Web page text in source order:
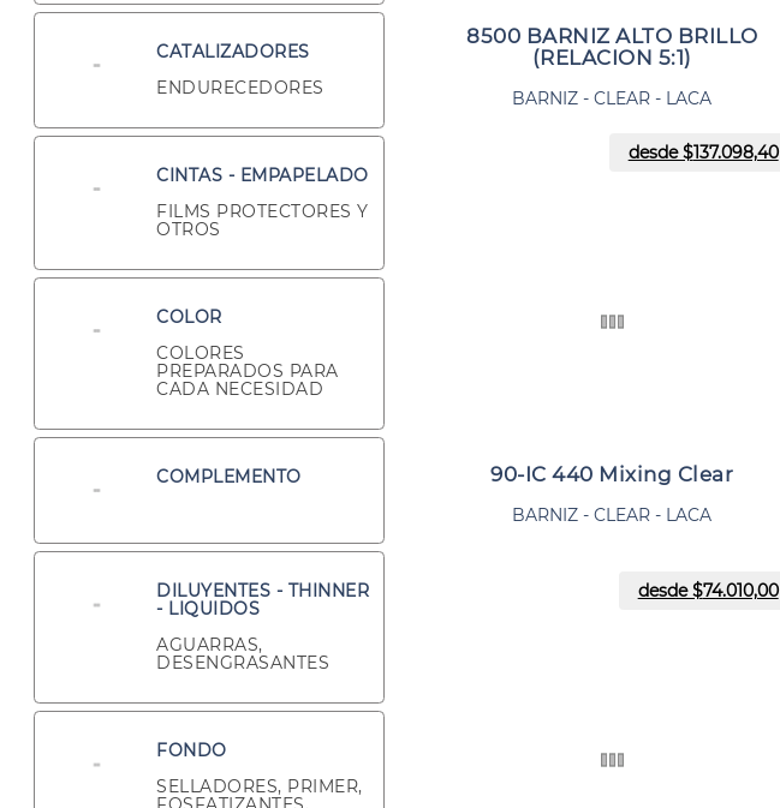
CATALIZADORES
ENDURECEDORES
CINTAS - EMPAPELADO
FILMS PROTECTORES Y
OTROS
COLOR
COLORES
PREPARADOS PARA
CADA NECESIDAD
COMPLEMENTO
DILUYENTES - THINNER
- LIQUIDOS
AGUARRAS,
DESENGRASANTES
FONDO
SELLADORES, PRIMER,
8500 BARNIZ ALTO BRILLO
(RELACION 5:1)
BARNIZ - CLEAR - LACA
desde $137.098,40
90-IC 440 Mixing Clear
BARNIZ - CLEAR - LACA
desde $74.010,00